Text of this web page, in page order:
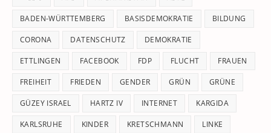
BADEN-WÜRTTEMBERG BASISDEMOKRATIE BILDUNG
CORONA DATENSCHUTZ DEMOKRATIE
ETTLINGEN FACEBOOK FDP FLUCHT FRAUEN
FREIHEIT FRIEDEN GENDER GRÜN GRÜNE
GÜZEY ISRAEL HARTZ IV INTERNET KARGIDA
KARLSRUHE KINDER KRETSCHMANN LINKE